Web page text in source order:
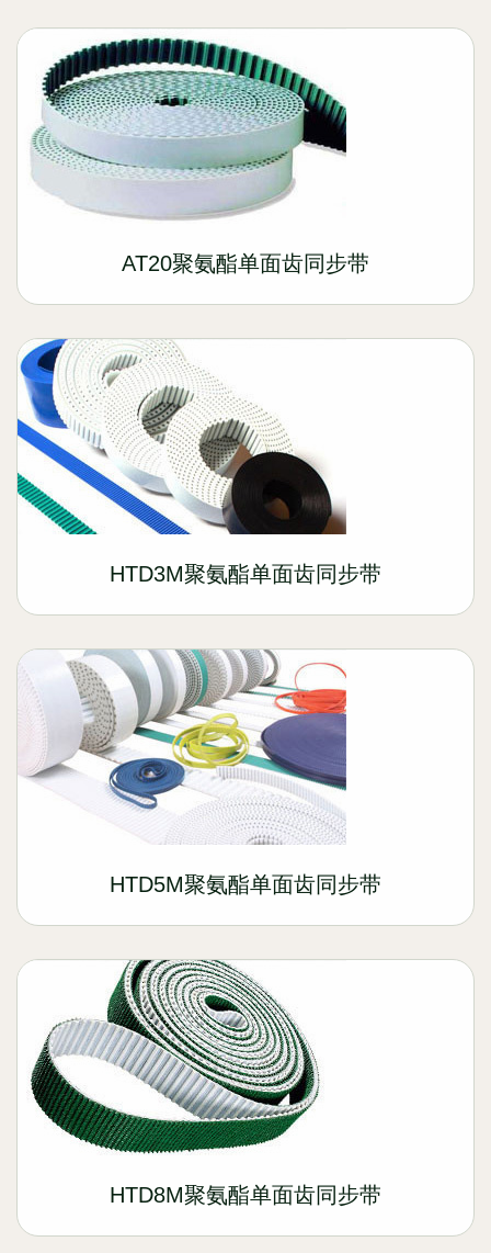
AT20聚氨酯单面齿同步带
HTD3M聚氨酯单面齿同步带
HTD5M聚氨酯单面齿同步带
HTD8M聚氨酯单面齿同步带